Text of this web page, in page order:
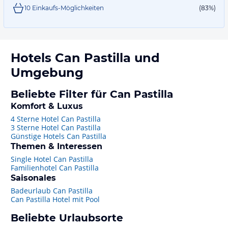
10 Einkaufs-Möglichkeiten (83%)
Hotels Can Pastilla und
Umgebung
Beliebte Filter für Can Pastilla
Komfort & Luxus
4 Sterne Hotel Can Pastilla
3 Sterne Hotel Can Pastilla
Günstige Hotels Can Pastilla
Themen & Interessen
Single Hotel Can Pastilla
Familienhotel Can Pastilla
Saisonales
Badeurlaub Can Pastilla
Can Pastilla Hotel mit Pool
Beliebte Urlaubsorte